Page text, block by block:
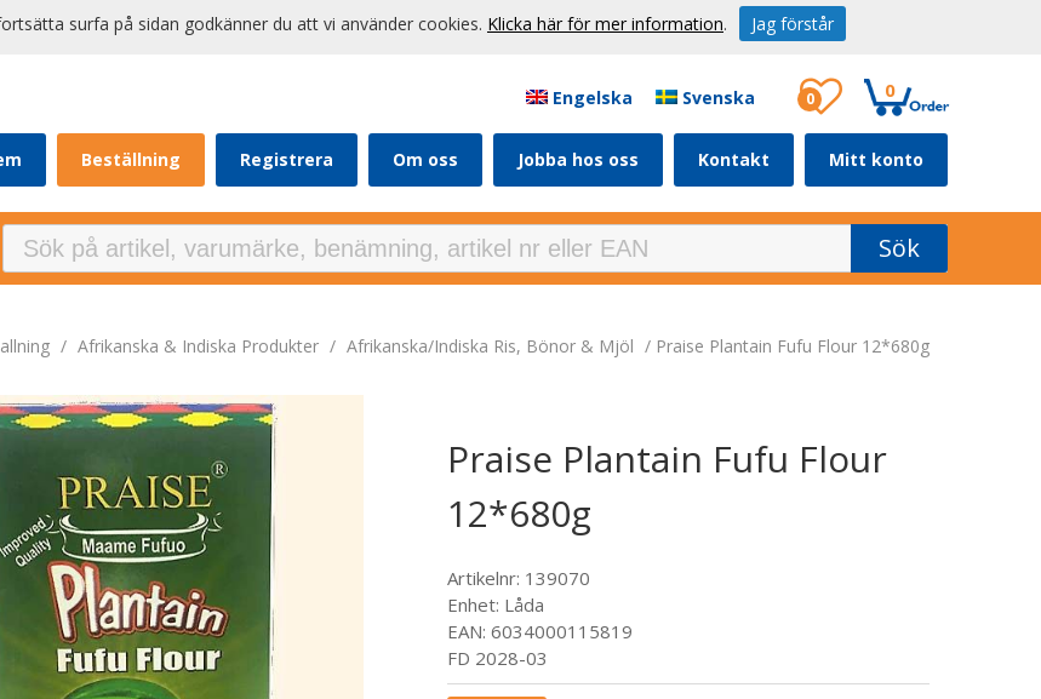
0
0
Engelska Svenska
Beställning Registrera Om oss Jobba hos oss Kontakt Mitt konto
Sök
/ Afrikanska & Indiska Produkter / Afrikanska/Indiska Ris, Bönor & Mjöl / Praise Plantain Fufu Flour 12*680g
Praise Plantain Fufu Flour
12*680g
Artikelnr: 139070
Enhet: Låda
EAN: 6034000115819
FD 2028-03
surfa på sidan godkänner du att vi använder cookies. Klicka här för mer information. Jag förstår